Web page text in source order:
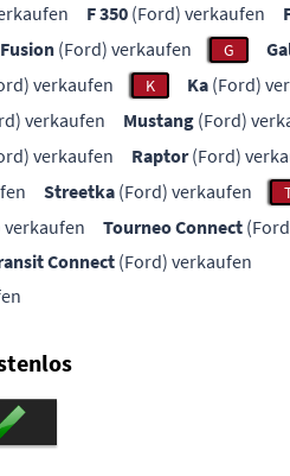
F 350 (Ford) verkaufen
Fusion (Ford) verkaufen G
verkaufen K Ka (Ford)
verkaufen Mustang (Ford)
verkaufen Raptor(Ford)
Streetka (Ford) verkaufen
verkaufen Tourneo Connect
Connect(Ford) verkaufen